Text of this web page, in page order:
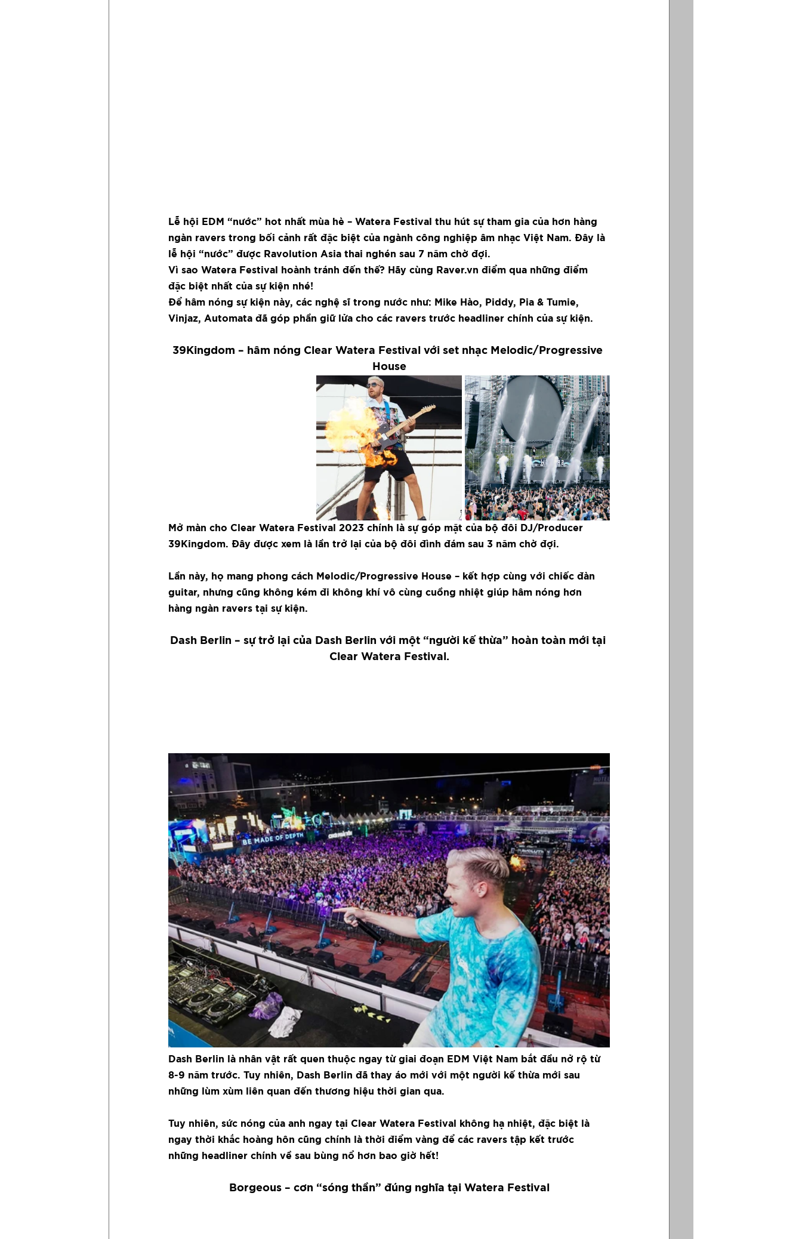
Lễ hội EDM “nước” hot nhất mùa hè – Watera Festival thu hút sự tham gia của hơn hàng
ngàn ravers trong bối cảnh rất đặc biệt của ngành công nghiệp âm nhạc Việt Nam. Đây là
lễ hội “nước” được Ravolution Asia thai nghén sau 7 năm chờ đợi.
Vì sao Watera Festival hoành tránh đến thế? Hãy cùng Raver.vn điểm qua những điểm
đặc biệt nhất của sự kiện nhé!
Để hâm nóng sự kiện này, các nghệ sĩ trong nước như: Mike Hào, Piddy, Pia & Tumie,
Vinjaz, Automata đã góp phần giữ lửa cho các ravers trước headliner chính của sự kiện.
39Kingdom – hâm nóng Clear Watera Festival với set nhạc Melodic/Progressive
House
Mở màn cho Clear Watera Festival 2023 chính là sự góp mặt của bộ đôi DJ/Producer
39Kingdom. Đây được xem là lần trở lại của bộ đôi đình đám sau 3 năm chờ đợi.
Lần này, họ mang phong cách Melodic/Progressive House – kết hợp cùng với chiếc đàn
guitar, nhưng cũng không kém đi không khí vô cùng cuồng nhiệt giúp hâm nóng hơn
hàng ngàn ravers tại sự kiện.
Dash Berlin – sự trở lại của Dash Berlin với một “người kế thừa” hoàn toàn mới tại
Clear Watera Festival.
Dash Berlin là nhân vật rất quen thuộc ngay từ giai đoạn EDM Việt Nam bắt đầu nở rộ từ
8-9 năm trước. Tuy nhiên, Dash Berlin đã thay áo mới với một người kế thừa mới sau
những lùm xùm liên quan đến thương hiệu thời gian qua.
Tuy nhiên, sức nóng của anh ngay tại Clear Watera Festival không hạ nhiệt, đặc biệt là
ngay thời khắc hoàng hôn cũng chính là thời điểm vàng để các ravers tập kết trước
những headliner chính về sau bùng nổ hơn bao giờ hết!
Borgeous – cơn “sóng thần” đúng nghĩa tại Watera Festival